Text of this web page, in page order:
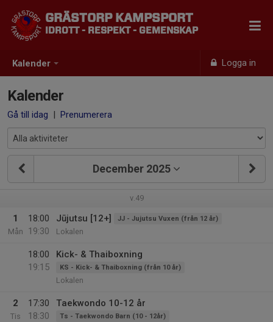
Kalender Logga in
GRÄSTORP KAMPSPORT
IDROTT - RESPEKT - GEMENSKAP
Kalender
Gå till idag | Prenumerera
December 2025
v.49
1
Mån
18:00
19:30
Jūjutsu [12+] JJ - Jujutsu Vuxen (från 12 år)
Lokalen
18:00
19:15
Kick- & Thaiboxning
KS - Kick- & Thaiboxning (från 10 år)
Lokalen
2
Tis
17:30
18:30
Taekwondo 10-12 år
Ts - Taekwondo Barn (10 - 12år)